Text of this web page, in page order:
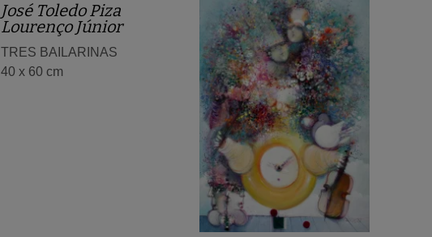
José Toledo Piza
Lourenço Júnior
TRES BAILARINAS
40 x 60 cm